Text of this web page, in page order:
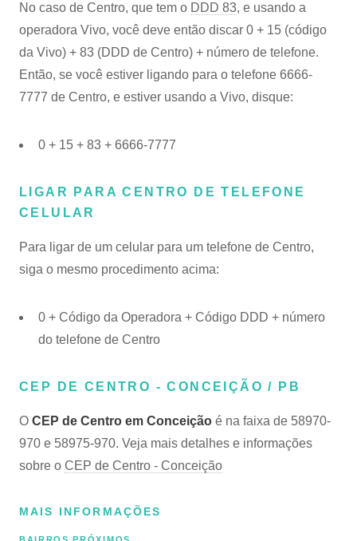
No caso de Centro, que tem o DDD 83, e usando a
operadora Vivo, você deve então discar 0 + 15 (código
da Vivo) + 83 (DDD de Centro) + número de telefone.
Então, se você estiver ligando para o telefone 6666-
7777 de Centro, e estiver usando a Vivo, disque:
0 + 15 + 83 + 6666-7777
LIGAR PARA CENTRO DE TELEFONE
CELULAR
Para ligar de um celular para um telefone de Centro,
siga o mesmo procedimento acima:
0 + Código da Operadora + Código DDD + número
do telefone de Centro
CEP DE CENTRO - CONCEIÇÃO / PB
O CEP de Centro em Conceição é na faixa de 58970-
970 e 58975-970. Veja mais detalhes e informações
sobre o CEP de Centro - Conceição
MAIS INFORMAÇÕES